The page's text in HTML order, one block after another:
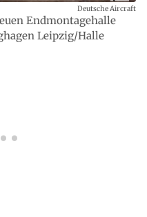
Endmontagehalle
Leipzig/Halle
Deutsche Aircraft